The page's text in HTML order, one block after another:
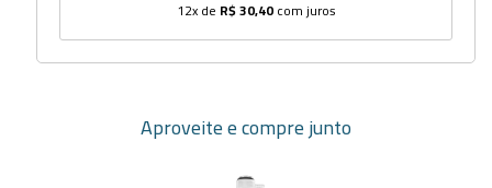
12x de R$ 30,40com juros
Aproveite e compre junto